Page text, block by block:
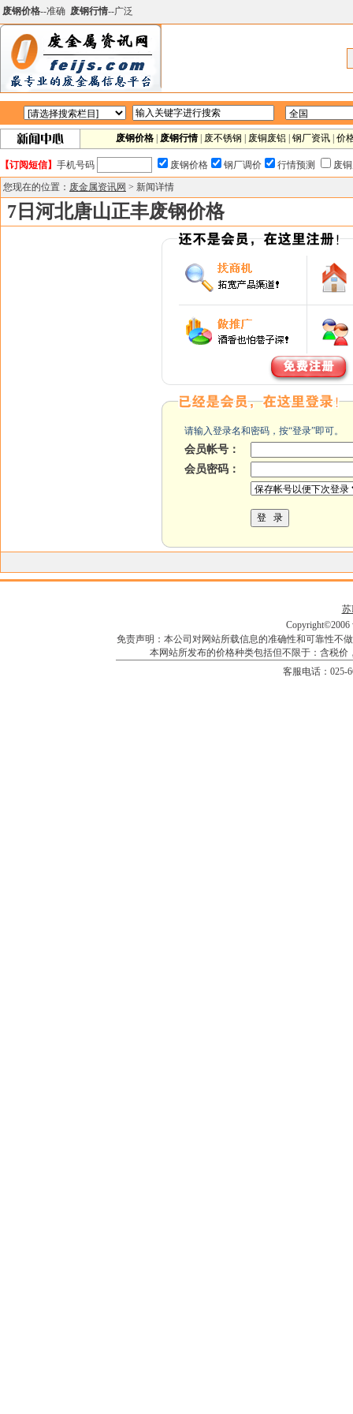
废钢价格--准确 废钢行情--广泛
废钢价格 废钢行情| 废不锈钢 废铜废铝 钢厂资讯 价
【订阅短信】 手机号码 废钢价格 钢厂调价 行情预测
废
您现在的位置： 废金属资讯网 > 新闻详情
7日河北唐山正丰废钢价格
请输入登录名和密码，按“登录”即可。
会员帐号：
会员密码：
苏
Copyright©2006
免责声明：本公司对网站所载信息的准确性和可靠性不
本网站所发布的价格种类包括但不限于：含税
客服电话：025-